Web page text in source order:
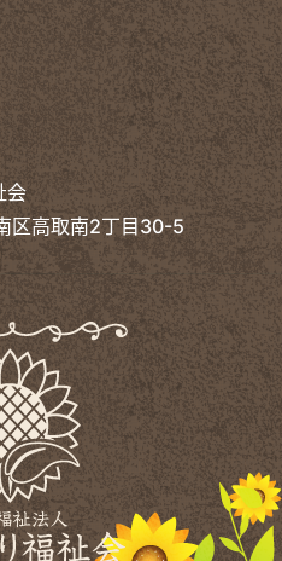
会
区高取南2丁目30-5